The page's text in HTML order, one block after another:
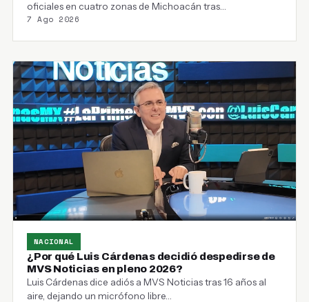
oficiales en cuatro zonas de Michoacán tras
suspenderlas…
7 Ago 2026
NACIONAL
¿Por qué Luis Cárdenas decidió despedirse de
MVS Noticias en pleno 2026?
Luis Cárdenas dice adiós a MVS Noticias tras 16 años al
aire, dejando un micrófono libre…